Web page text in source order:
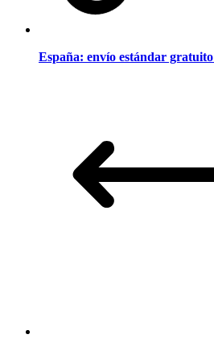
España: envío estándar gratuito